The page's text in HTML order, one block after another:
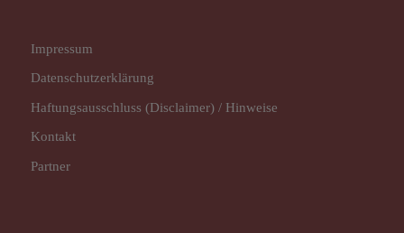
Impressum
Datenschutz­erklärung
Haftungsausschluss (Disclaimer) / Hinweise
Kontakt
Partner